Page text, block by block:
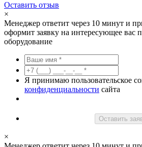
Оставить отзыв
×
Менеджер ответит через 10 минут и
оформит заявку на интересующее вас
оборудование
Я принимаю пользовательское
конфиденциальности сайта
Оставить
×